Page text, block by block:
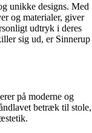
unikke designs. Med
og materialer, giver
udtryk i deres
sig ud, er Sinnerup
på moderne og
betræk til stole,